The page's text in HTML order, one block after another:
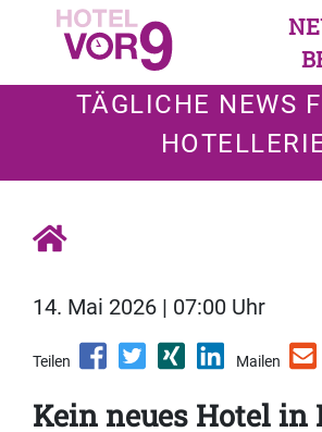
TÄGLICHE NEWS
14. Mai 2026 | 07:00 Uhr
Teilen Mailen
Kein neues Hotel